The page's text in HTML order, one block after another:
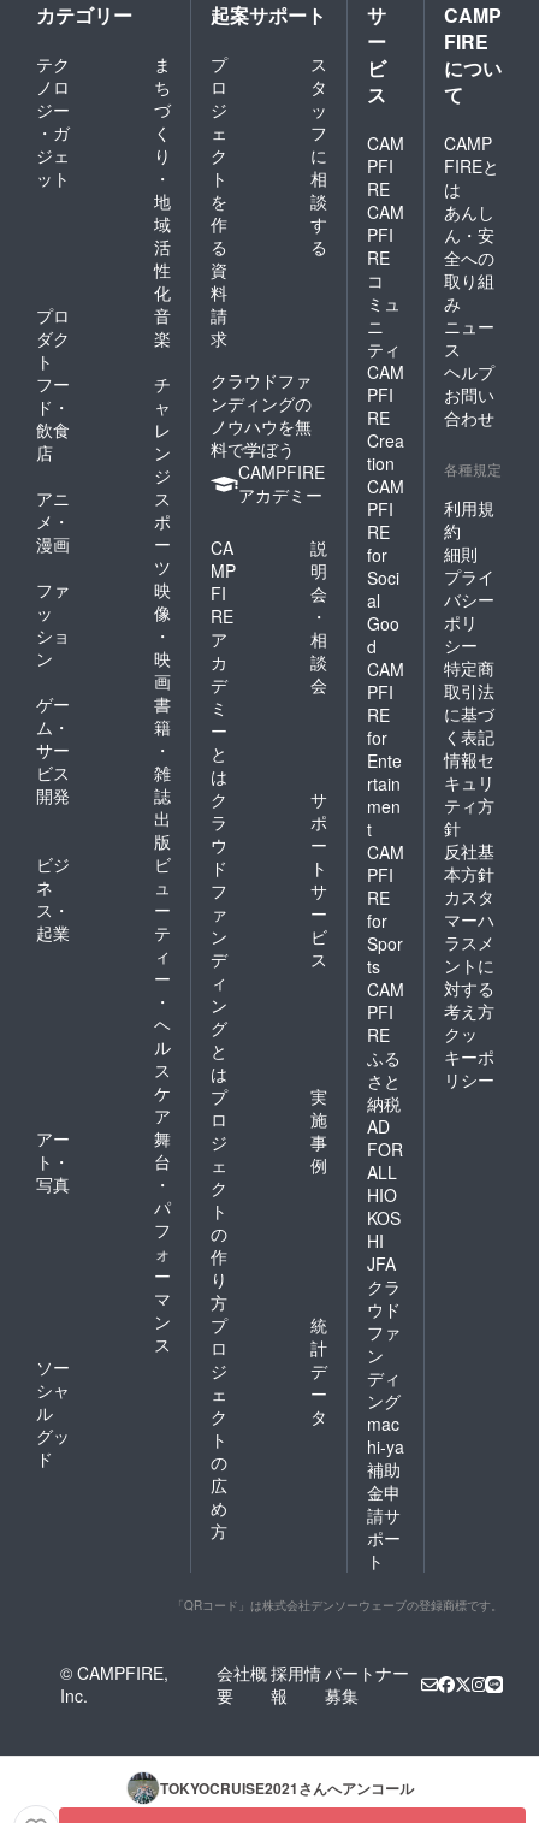
カテゴリー
テク
ノロ
ジー
・ガ
ジェ
ット
ま
ち
づ
く
り
・
地
域
活
性
化
プロ
ダク
ト
音
楽
フー
ド・
飲食
店
チ
ャ
レ
ン
ジ
アニ
メ・
漫画
ス
ポ
ー
ツ
ファ
ッ
ショ
ン
映
像
・
映
画
ゲー
ム・
サー
ビス
開発
書
籍
・
雑
誌
出
版
ビジ
ネ
ス・
起業
ビ
ュ
ー
テ
ィ
ー
・
ヘ
ル
ス
ケ
ア
アー
ト・
写真
舞
台
・
パ
フ
ォ
ー
マ
ン
ス
ソー
シャ
ル
グッ
ド
起案サポート
プ
ロ
ジ
ェ
ク
ト
を
作
る
ス
タ
ッ
フ
に
相
談
す
る
資
料
請
求
クラウドファ
ンディングの
ノウハウを無
料で学ぼう
CAMPFIRE
アカデミー
CA
MP
FI
RE
ア
カ
デ
ミ
ー
と
は
説
明
会
・
相
談
会
ク
ラ
ウ
ド
フ
ァ
ン
デ
ィ
ン
グ
と
は
サ
ポ
ー
ト
サ
ー
ビ
ス
プ
ロ
ジ
ェ
ク
ト
の
作
り
方
実
施
事
例
プ
ロ
ジ
ェ
ク
ト
の
広
め
方
統
計
デ
ー
タ
サ
ー
ビ
ス
CAM
PFI
RE
CAM
PFI
RE
コ
ミュ
ニ
ティ
CAM
PFI
RE
Crea
tion
CAM
PFI
RE
for
Soci
al
Goo
d
CAM
PFI
RE
for
Ente
rtain
men
t
CAM
PFI
RE
for
Spor
ts
CAM
PFI
RE
ふる
さと
納税
AD
FOR
ALL
HIO
KOS
HI
JFA
クラ
ウド
ファ
ン
ディ
ング
mac
hi-ya
補助
金申
請サ
ポー
ト
CAMP
FIRE
につい
て
CAMP
FIREと
は
あんし
ん・安
全への
取り組
み
ニュー
ス
ヘルプ
お問い
合わせ
各種規定
利用規
約
細則
プライ
バシー
ポリ
シー
特定商
取引法
に基づ
く表記
情報セ
キュリ
ティ方
針
反社基
本方針
カスタ
マーハ
ラスメ
ントに
対する
考え方
クッ
キーポ
リシー
「QRコード」は株式会社デンソーウェーブの登録商標です。
© CAMPFIRE,
Inc.
会社概
要
採用情
報
パートナー
募集
TOKYOCRUISE2021さんへアンコール